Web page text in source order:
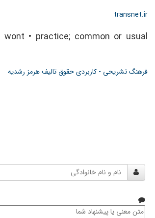
transnet.ir
wont • practice; common or usual
فرهنگ تشریحی - کاربردی حقوق تالیف هرمز رشدیه
و
متن